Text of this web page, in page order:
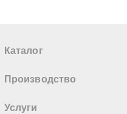
Каталог
Производство
Услуги